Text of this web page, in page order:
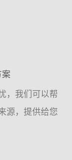
，我们可以帮
源，提供给您
老鼠、蟑螂、